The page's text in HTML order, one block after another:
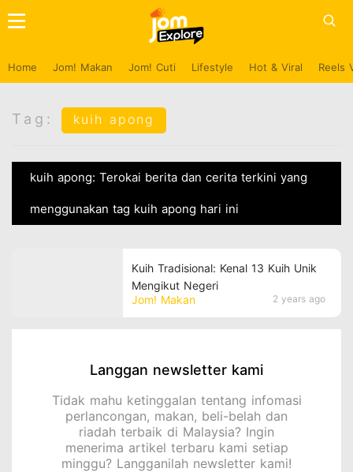
Home Jom! Makan Jom! Cuti Lifestyle Hot & Viral Reels
Tag: kuih apong
kuih apong: Terokai berita dan cerita terkini yang
menggunakan tag kuih apong hari ini
Jom! Makan 2 years ago
Kuih Tradisional: Kenal 13 Kuih Unik
Mengikut Negeri
Langgan newsletter kami
Tidak mahu ketinggalan tentang infomasi
perlancongan, makan, beli-belah dan
riadah terbaik di Malaysia? Ingin
menerima artikel terbaru kami setiap
minggu? Langganilah newsletter kami!